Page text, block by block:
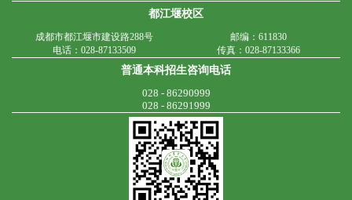
都江堰校区
成都市都江堰市建设路288号
邮编：611830
电话：028-87133509
传真：028-87133366
普通本科招生咨询电话
028 - 86290999
028 - 86291999